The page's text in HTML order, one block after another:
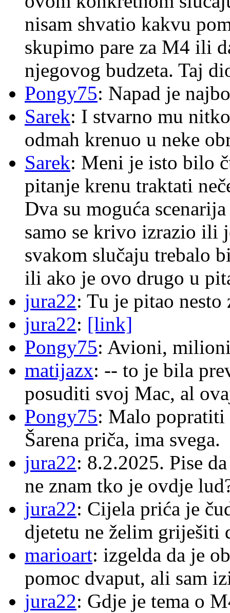
nisam shvatio kakvu
skupimo pare za M4 ili
njegovog budzeta. Taj
Pongy75: Napad je
Sarek: I stvarno mu
odmah krenuo u neke
Sarek: Meni je isto bilo
pitanje krenu traktati
Dva su moguća
samo se krivo izrazio ili
svakom slučaju trebalo
ili ako je ovo drugo u
jura22: Tu je pitao
jura22: [link]
Pongy75: Avioni,
matijazx: -- to je bila
posuditi svoj Mac, al
Pongy75: Malo popratiti
Šarena priča, ima svega.
jura22: 8.2.2025. Pise
ne znam tko je ovdje
jura22: Cijela prića je
djetetu ne želim griješiti
marioart: izgelda da je
pomoc dvaput, ali sam
jura22: Gdje je tema o